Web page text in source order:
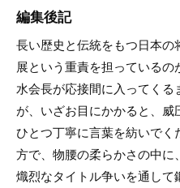
編集後記
長い歴史と伝統をもつ日本
展という重責を担っている
水会長が応接間に入ってく
が、いざお目にかかると、
ひとつ丁寧に言葉を紡いで
方で、物腰の柔らかさの中に
熾烈なタイトル争いを通して